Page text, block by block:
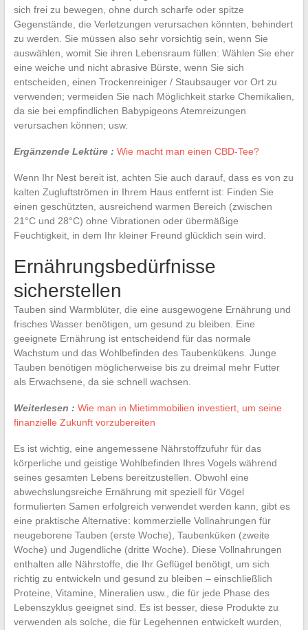
sich frei zu bewegen, ohne durch scharfe oder spitze
Gegenstände, die Verletzungen verursachen könnten, behindert
zu werden. Sie müssen also sehr vorsichtig sein, wenn Sie
auswählen, womit Sie ihren Lebensraum füllen: Wählen Sie eher
eine weiche und nicht abrasive Bürste, wenn Sie sich
entscheiden, einen Trockenreiniger / Staubsauger vor Ort zu
verwenden; vermeiden Sie nach Möglichkeit starke Chemikalien,
da sie bei empfindlichen Babypigeons Atemreizungen
verursachen können; usw.
Ergänzende Lektüre : Wie macht man einen CBD-Tee?
Wenn Ihr Nest bereit ist, achten Sie auch darauf, dass es von zu
kalten Zugluftströmen in Ihrem Haus entfernt ist: Finden Sie
einen geschützten, ausreichend warmen Bereich (zwischen
21°C und 28°C) ohne Vibrationen oder übermäßige
Feuchtigkeit, in dem Ihr kleiner Freund glücklich sein wird.
Ernährungsbedürfnisse
sicherstellen
Tauben sind Warmblüter, die eine ausgewogene Ernährung und
frisches Wasser benötigen, um gesund zu bleiben. Eine
geeignete Ernährung ist entscheidend für das normale
Wachstum und das Wohlbefinden des Taubenkükens. Junge
Tauben benötigen möglicherweise bis zu dreimal mehr Futter
als Erwachsene, da sie schnell wachsen.
Weiterlesen : Wie man in Mietimmobilien investiert, um seine
finanzielle Zukunft vorzubereiten
Es ist wichtig, eine angemessene Nährstoffzufuhr für das
körperliche und geistige Wohlbefinden Ihres Vogels während
seines gesamten Lebens bereitzustellen. Obwohl eine
abwechslungsreiche Ernährung mit speziell für Vögel
formulierten Samen erfolgreich verwendet werden kann, gibt es
eine praktische Alternative: kommerzielle Vollnahrungen für
neugeborene Tauben (erste Woche), Taubenküken (zweite
Woche) und Jugendliche (dritte Woche). Diese Vollnahrungen
enthalten alle Nährstoffe, die Ihr Geflügel benötigt, um sich
richtig zu entwickeln und gesund zu bleiben – einschließlich
Proteine, Vitamine, Mineralien usw., die für jede Phase des
Lebenszyklus geeignet sind. Es ist besser, diese Produkte zu
verwenden als solche, die für Legehennen entwickelt wurden,